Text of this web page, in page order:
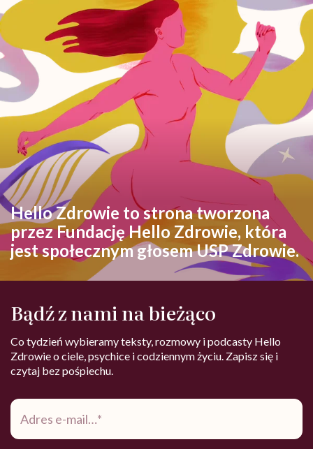
Hello Zdrowie to strona tworzona
przez Fundację Hello Zdrowie, która
jest społecznym głosem USP Zdrowie.
Bądź z nami na bieżąco
Co tydzień wybieramy teksty, rozmowy i podcasty Hello
Zdrowie o ciele, psychice i codziennym życiu. Zapisz się i
czytaj bez pośpiechu.
Adres
mail*